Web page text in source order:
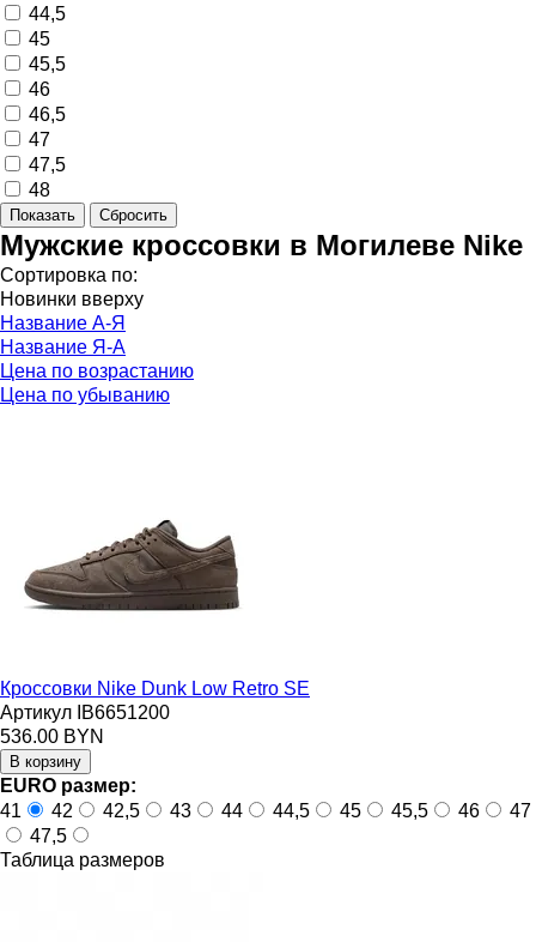
44,5
45
45,5
46
46,5
47
47,5
48
Мужские кроссовки в Могилеве Nike
Сортировка по:
Новинки вверху
Название А-Я
Название Я-А
Цена по возрастанию
Цена по убыванию
Кроссовки Nike Dunk Low Retro SE
Артикул IB6651200
536.00 BYN
EURO размер:
41
42 42,5 43 44 44,5 45 45,5 46
47
47,5
Таблица размеров